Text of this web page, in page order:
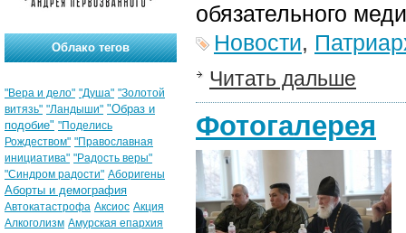
обязательного
Новости,
Читать дальше
Фотогалерея
Облако тегов
"Вера и дело" "Душа" "Золотой
витязь" "Ландыши" "Образ и
подобие" "Поделись
Рождеством" "Православная
инициатива" "Радость веры"
"Синдром радости" Аборигены
Аборты и демография
Автокатастрофа Аксиос Акция
Алкоголизм Амурская епархия